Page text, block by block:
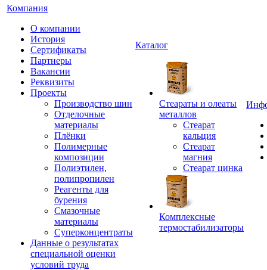
Компания
О компании
История
Сертификаты
Партнеры
Вакансии
Реквизиты
Проекты
Производство шин
Отделочные
материалы
Плёнки
Полимерные
композиции
Полиэтилен,
полипропилен
Реагенты для
бурения
Смазочные
материалы
Суперконцентраты
Данные о результатах
специальной оценки
условий труда
Каталог
Стеараты и олеаты
металлов
Стеарат
кальция
Стеарат
магния
Стеарат цинка
Комплексные
термостабилизаторы